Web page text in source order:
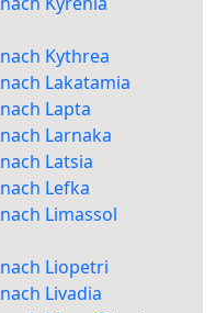
Kythrea
Lakatamia
Lapta
Larnaka
Latsia
Lefka
Limassol
Liopetri
Livadia